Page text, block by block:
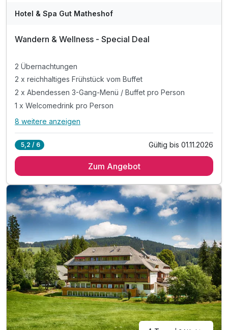
Hotel & Spa Gut Matheshof
Wandern & Wellness - Special Deal
2 Übernachtungen
2 x reichhaltiges Frühstück vom Buffet
2 x Abendessen 3-Gang-Menü / Buffet pro Person
1 x Welcomedrink pro Person
Alle Inklusivleistungen
2 x reichhaltiges Frühstück vom Buffet
1 x Welcomedrink pro Person
1 x Lunchpaket mit 0,5l Wasser pro Person
inkl. Infomappe der umliegenden Wanderwege
inkl. Nutzung des Wellenbereich Waldblick
inkl. Leihbadetasche (Bademantel, Badetuch, Sauna-
sitzutuch, Badeslipper) pro Person / Aufenthalt
inkl. eine Minibarfüllung (2 Wasser/1 Saftschorle)
inkl. Parkplatz / Tiefgarage
inkl. kostenfreies W-LAN
8 weitere anzeigen
5,2 / 6 Gültig bis 01.11.2026
Zum Angebot